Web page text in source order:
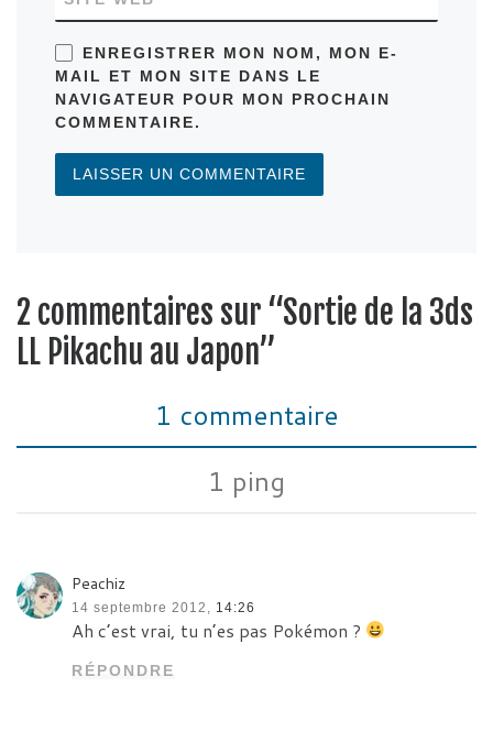
ENREGISTRER MON NOM, MON E-
MAIL ET MON SITE DANS LE
NAVIGATEUR POUR MON PROCHAIN
COMMENTAIRE.
2 commentaires sur “Sortie de la 3ds
LL Pikachu au Japon”
1 commentaire
1 ping
Peachiz
14 septembre 2012, 14:26
Ah c’est vrai, tu n’es pas Pokémon ?
RÉPONDRE